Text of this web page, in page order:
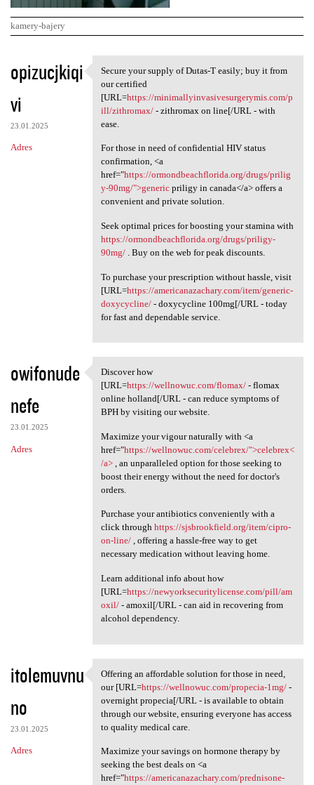
kamery-bajery
K
o
m
e
n
opizucjkiqi
vi
23.01.2025
Adres
Secure your supply of Dutas-T
Secure your supply of Dutas-T easily; buy it from
our certified
[URL=https://minimallyinvasivesurgerymis.com/p
ill/zithromax/- zithromax on line[/URL - with
ease.
For those in need of confidential HIV status
confirmation, <a
href="https://ormondbeachflorida.org/drugs/prilig
y-90mg/">genericpriligy in canada</a> offers a
convenient and private solution.
Seek optimal prices for boosting your stamina with
https://ormondbeachflorida.org/drugs/priligy-
90mg/. Buy on the web for peak discounts.
To purchase your prescription without hassle, visit
[URL=https://americanazachary.com/item/generic-
doxycycline/- doxycycline 100mg[/URL - today
for fast and dependable service.
owifonude
nefe
23.01.2025
Adres
Discover how [URL=https:/
Discover how
[URL=https://wellnowuc.com/flomax/- flomax
online holland[/URL - can reduce symptoms of
BPH by visiting our website.
Maximize your vigour naturally with <a
href="https://wellnowuc.com/celebrex/">celebrex<
/a>, an unparalleled option for those seeking to
boost their energy without the need for doctor's
orders.
Purchase your antibiotics conveniently with a
click through https://sjsbrookfield.org/item/cipro-
on-line/, offering a hassle-free way to get
necessary medication without leaving home.
Learn additional info about how
[URL=https://newyorksecuritylicense.com/pill/am
oxil/- amoxil[/URL - can aid in recovering from
alcohol dependency.
itolemuvnu
no
23.01.2025
Adres
Offering an affordable
Offering an affordable solution for those in need,
our [URL=https://wellnowuc.com/propecia-1mg/-
overnight propecia[/URL - is available to obtain
through our website, ensuring everyone has access
to quality medical care.
Maximize your savings on hormone therapy by
seeking the best deals on <a
href="https://americanazachary.com/prednisone-